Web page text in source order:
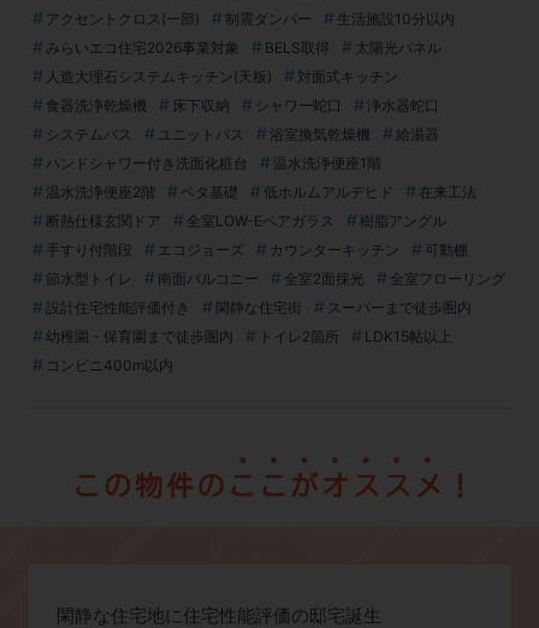
アクセントクロス(一部)
制震ダンパー
生活施設10分以内
みらいエコ住宅2026事業対象
BELS取得
太陽光パネル
人造大理石システムキッチン(天板)
対面式キッチン
食器洗浄乾燥機
床下収納 シャワー蛇口
浄水器蛇口
システムバス
ユニットバス 浴室換気乾燥機
給湯器
ハンドシャワー付き洗面化粧台
温水洗浄便座1階
温水洗浄便座2階
ベタ基礎 低ホルムアルデヒド
在来工法
断熱仕様玄関ドア
全室LOW-Eペアガラス
樹脂アングル
手すり付階段
エコジョーズ カウンターキッチン
可動棚
節水型トイレ
南面バルコニー 全室2面採光
全室フローリング
設計住宅性能評価付き
閑静な住宅街
スーパーまで徒歩圏内
幼稚園・保育園まで徒歩圏内
トイレ2箇所
LDK15帖以上
コンビニ400m以内
閑静な住宅地に住宅性能評価の邸宅誕生